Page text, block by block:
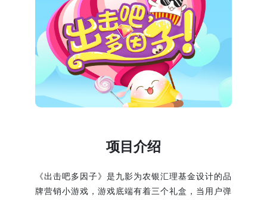
项目介绍
《出击吧多因子》是九影为农银汇理基金设计的品
牌营销小游戏，游戏底端有着三个礼盒，当用户弹